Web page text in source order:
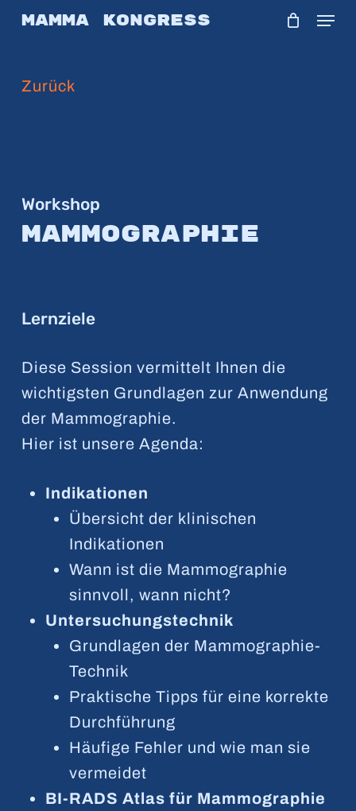
Skip
content
Mamma Kongress Menu
Zurück
Workshop
Mammographie
Lernziele
Diese Session vermittelt Ihnen die
wichtigsten Grundlagen zur Anwendung
der Mammographie.
Hier ist unsere Agenda:
Indikationen
Übersicht der klinischen
Indikationen
Wann ist die Mammographie
sinnvoll, wann nicht?
Untersuchungstechnik
Grundlagen der Mammographie-
Technik
Praktische Tipps für eine korrekte
Durchführung
Häufige Fehler und wie man sie
vermeidet
BI-RADS Atlas für Mammographie